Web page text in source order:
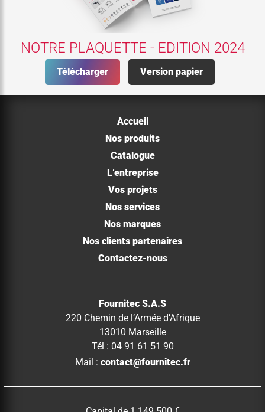
NOTRE PLAQUETTE - EDITION 2024
Télécharger Version papier
Accueil
Nos produits
Catalogue
L’entreprise
Vos projets
Nos services
Nos marques
Nos clients partenaires
Contactez-nous
Fournitec S.A.S
220 Chemin de l’Armée d’Afrique
13010 Marseille
Tél : 04 91 61 51 90
Mail : contact@fournitec.fr